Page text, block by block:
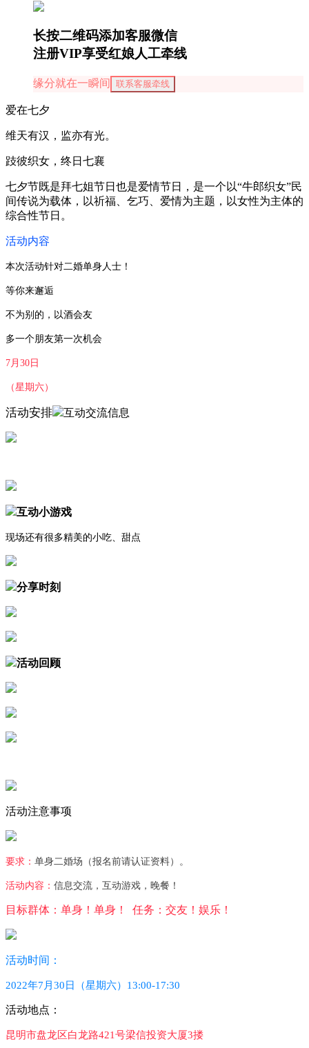
长按二维码添加客服微信
注册VIP享受红娘人工牵线
缘分就在一瞬间 联系客服牵线
爱在七夕
维天有汉，监亦有光。
跂彼织女，终日七襄
七夕节既是拜七姐节日也是爱情节日，是一个以“牛郎织女”民
间传说为载体，以祈福、乞巧、爱情为主题，以女性为主体的
综合性节日。
活动内容
本次活动针对二婚单身人士！
等你来邂逅
不为别的，以酒会友
多一个朋友第一次机会
7月30日
（星期六）
活动安排 互动交流信息
互动小游戏
现场还有很多精美的小吃、甜点
分享时刻
活动回顾
活动注意事项
要求： 单身二婚场（报名前请认证资料）。
活动内容： 信息交流，互动游戏，晚餐！
目标群体：单身！单身！ 任务：交友！娱乐！
活动时间：
2022年7月30日（星期六）13:00-17:30
活动地点：
昆明市盘龙区白龙路421号梁信投资大厦3搂